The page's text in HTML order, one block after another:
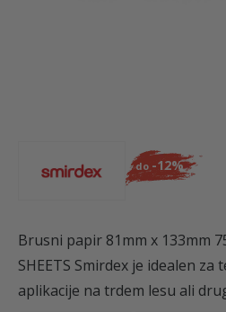
do -12%
Brusni papir 81mm x 133mm
SHEETS Smirdex je idealen za
aplikacije na trdem lesu ali